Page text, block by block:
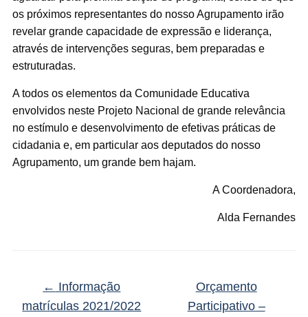
os próximos representantes do nosso Agrupamento irão
revelar grande capacidade de expressão e liderança,
através de intervenções seguras, bem preparadas e
estruturadas.
A todos os elementos da Comunidade Educativa
envolvidos neste Projeto Nacional de grande relevância
no estímulo e desenvolvimento de efetivas práticas de
cidadania e, em particular aos deputados do nosso
Agrupamento, um grande bem hajam.
A Coordenadora,
Alda Fernandes
← Informação
matrículas 2021/2022
Orçamento
Participativo –